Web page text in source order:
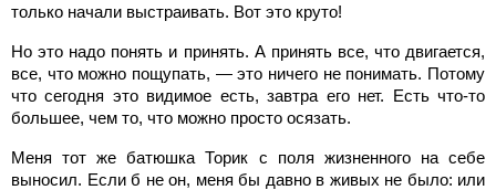
только начали выстраивать. Вот это круто!
Но это надо понять и принять. А принять все, что двигается,
все, что можно пощупать, — это ничего не понимать. Потому
что сегодня это видимое есть, завтра его нет. Есть что-то
большее, чем то, что можно просто осязать.
Меня тот же батюшка Торик с поля жизненного на себе
выносил. Если б не он, меня бы давно в живых не было: или